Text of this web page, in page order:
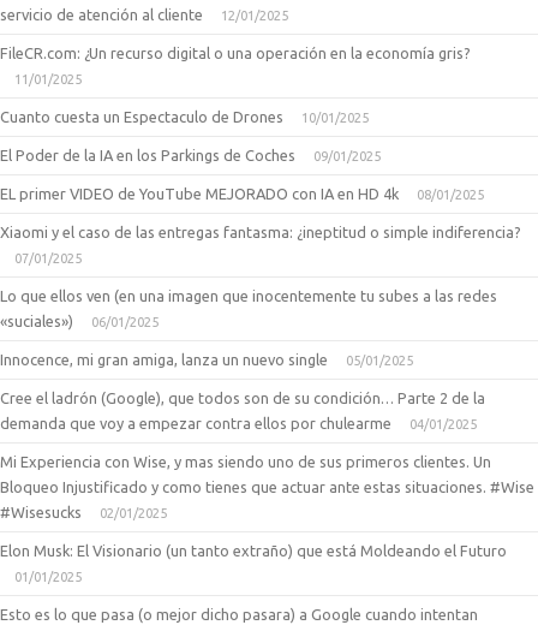
servicio de atención al cliente
12/01/2025
FileCR.com: ¿Un recurso digital o una operación en la economía gris?
11/01/2025
Cuanto cuesta un Espectaculo de Drones 10/01/2025
El Poder de la IA en los Parkings de Coches 09/01/2025
EL primer VIDEO de YouTube MEJORADO con IA en HD 4k 08/01/2025
Xiaomi y el caso de las entregas fantasma: ¿ineptitud o simple indiferencia?
07/01/2025
Lo que ellos ven (en una imagen que inocentemente tu subes a las redes
«suciales»)
06/01/2025
Innocence, mi gran amiga, lanza un nuevo single 05/01/2025
Cree el ladrón (Google), que todos son de su condición… Parte 2 de la
demanda que voy a empezar contra ellos por chulearme
04/01/2025
Mi Experiencia con Wise, y mas siendo uno de sus primeros clientes. Un
Bloqueo Injustificado y como tienes que actuar ante estas situaciones. #Wise
#Wisesucks
02/01/2025
Elon Musk: El Visionario (un tanto extraño) que está Moldeando el Futuro
01/01/2025
Esto es lo que pasa (o mejor dicho pasara) a Google cuando intentan